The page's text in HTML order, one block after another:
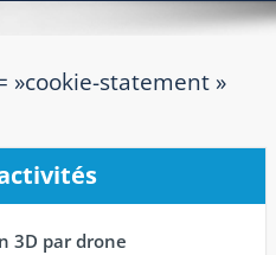
»cookie-statement »
3D par drone